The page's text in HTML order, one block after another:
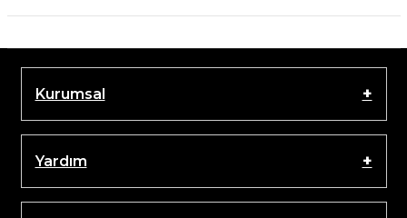
Kurumsal
Yardım